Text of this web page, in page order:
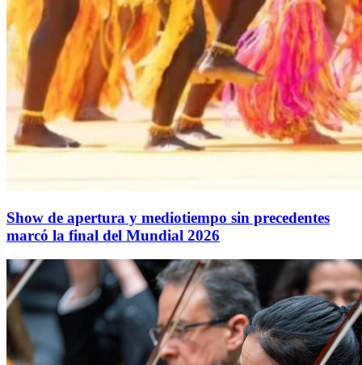
Show de apertura y mediotiempo sin precedentes
marcó la final del Mundial 2026